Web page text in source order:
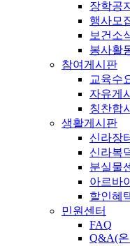
장학공지
행사모
보건소
봉사활
참여게시판
교육수
자유게
칭찬합
생활게시판
신라장
신라복
분실물
아르바
할인혜
민원센터
FAQ
Q&A(